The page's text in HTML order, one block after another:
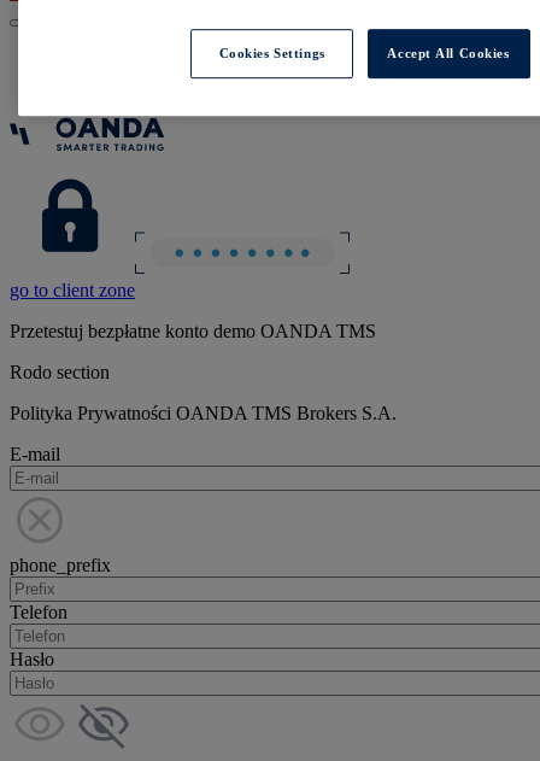
go to client zone
Przetestuj bezpłatne konto demo OANDA TMS
Rodo section
Polityka Prywatności OANDA TMS Brokers S.A.
E-mail
phone_prefix
Telefon
Hasło
Cookies Settings Accept All Cookies